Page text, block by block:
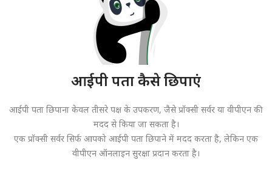
आईपी पता कैसे छिपाएं
आईपी पता छिपाना केवल तीसरे पक्ष के उपकरण, जैसे प्रॉक्सी सर्वर या वीपीएन की
मदद से किया जा सकता है।
एक प्रॉक्सी सर्वर सिर्फ आपको आईपी पता छिपाने में मदद करता है, लेकिन एक
वीपीएन ऑनलाइन सुरक्षा प्रदान करता है।